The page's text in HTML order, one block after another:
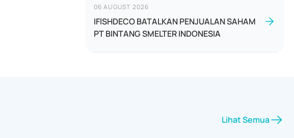
06 AUGUST 2026
IFISHDECO BATALKAN PENJUALAN SAHAM
PT BINTANG SMELTER INDONESIA
Lihat Semua